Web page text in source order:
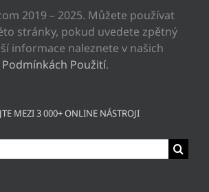
2019 – 2025. Můžete používat
stránky, pokud uvedete zpětný
informace naleznete v našich
Podmínkách Použití.
MEZI 3 000+ ONLINE NÁSTROJI